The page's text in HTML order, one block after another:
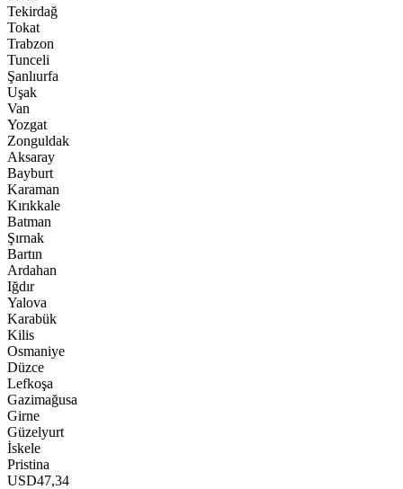
Tekirdağ
Tokat
Trabzon
Tunceli
Şanlıurfa
Uşak
Van
Yozgat
Zonguldak
Aksaray
Bayburt
Karaman
Kırıkkale
Batman
Şırnak
Bartın
Ardahan
Iğdır
Yalova
Karabük
Kilis
Osmaniye
Düzce
Lefkoşa
Gazimağusa
Girne
Güzelyurt
İskele
Pristina
USD47,34